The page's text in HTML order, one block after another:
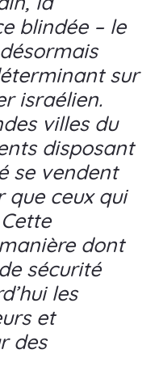
blindée – le
sur
israélien.
villes du
disposant
se vendent
que ceux qui
dont
sécurité
les
et
des